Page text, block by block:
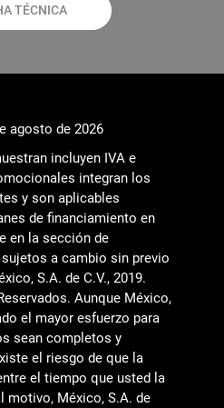
TÉCNICA
agosto de 2026
incluyen IVA e
integran los
y son aplicables
de financiamiento en
en la sección de
a cambio sin previo
S.A. de C.V., 2019.
Aunque México,
el mayor esfuerzo para
sean completos y
el riesgo de que la
el tiempo que usted la
motivo, México, S.A. de